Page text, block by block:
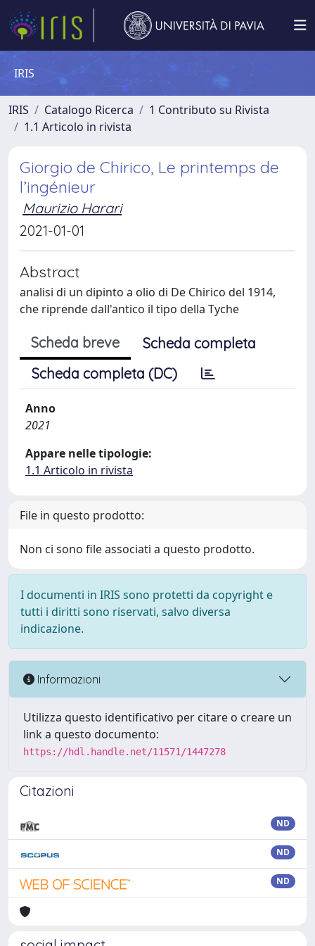
IRIS
IRIS Catalogo Ricerca
1 Contributo su Rivista
1.1 Articolo in rivista
Giorgio de Chirico, Le printemps de
l’ingénieur
Maurizio Harari
2021-01-01
Abstract
analisi di un dipinto a olio di De Chirico del 1914,
che riprende dall'antico il tipo della Tyche
Scheda breve
Scheda completa
Scheda completa (DC)
Anno
2021
Appare nelle tipologie:
1.1 Articolo in rivista
File in questo prodotto:
Non ci sono file associati a questo prodotto.
I documenti in IRIS sono protetti da copyright e
tutti i diritti sono riservati, salvo diversa
indicazione.
Informazioni
Utilizza questo identificativo per citare o creare un
link a questo documento:
https://hdl.handle.net/11571/1447278
Citazioni
ND
ND
ND